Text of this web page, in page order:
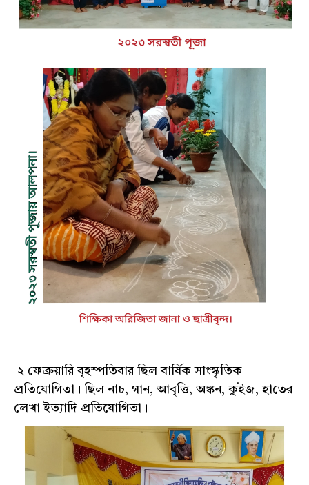
২ ফেব্রুয়ারি বৃহস্পতিবার ছিল বার্ষিক সাংস্কৃতিক
প্রতিযোগিতা। ছিল নাচ, গান, আবৃত্তি, অঙ্কন, কুইজ, হাতের
লেখা ইত্যাদি প্রতিযোগিতা।